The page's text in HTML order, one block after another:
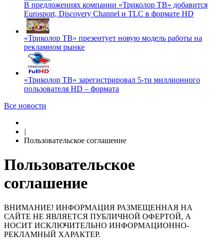
В предложениях компании «Триколор ТВ» добавится
Eurosport, Discovery Channel и TLC в формате HD
«Триколор ТВ» презентует новую модель работы на
рекламном рынке
«Триколор ТВ» зарегистрировал 5-ти миллионного
пользователя HD – формата
Все новости
|
Пользовательское соглашение
Пользовательское
соглашение
ВНИМАНИЕ! ИНФОРМАЦИЯ РАЗМЕЩЕННАЯ НА
САЙТЕ НЕ ЯВЛЯЕТСЯ ПУБЛИЧНОЙ ОФЕРТОЙ, А
НОСИТ ИСКЛЮЧИТЕЛЬНО ИНФОРМАЦИОННО-
РЕКЛАМНЫЙ ХАРАКТЕР.